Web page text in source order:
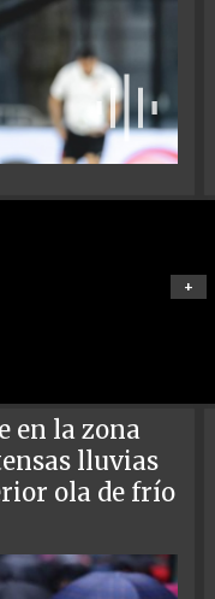
+
en la zona
lluvias
ola de frío